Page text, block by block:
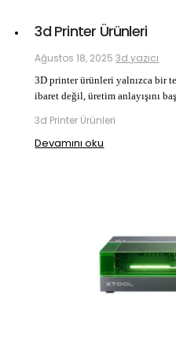
3d Printer Ürünleri
Ağustos 18, 2025 3d yazıcı
3D printer ürünleri yalnızca bir
ibaret değil,üretim anlayışını
3d Printer Ürünleri
Devamını oku